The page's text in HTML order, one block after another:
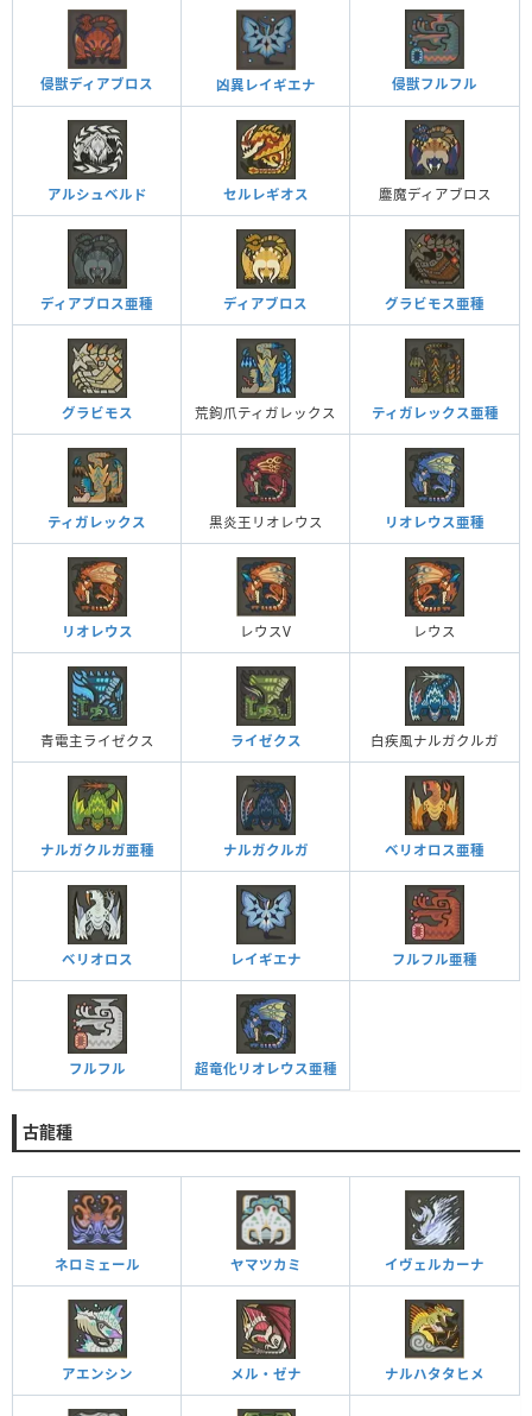
侵獣ディアブロス 凶異レイギエナ 侵獣フルフル
アルシュベルド セルレギオス 鏖魔ディアブロス
ディアブロス亜種 ディアブロス グラビモス亜種
グラビモス 荒鉤爪ティガレックス ティガレックス亜種
ティガレックス 黒炎王リオレウス リオレウス亜種
リオレウス レウスV レウス
青電主ライゼクス ライゼクス 白疾風ナルガクルガ
ナルガクルガ亜種 ナルガクルガ ベリオロス亜種
ベリオロス レイギエナ フルフル亜種
フルフル 超竜化リオレウス亜種
古龍種
ネロミェール ヤマツカミ イヴェルカーナ
アエンシン メル・ゼナ ナルハタタヒメ